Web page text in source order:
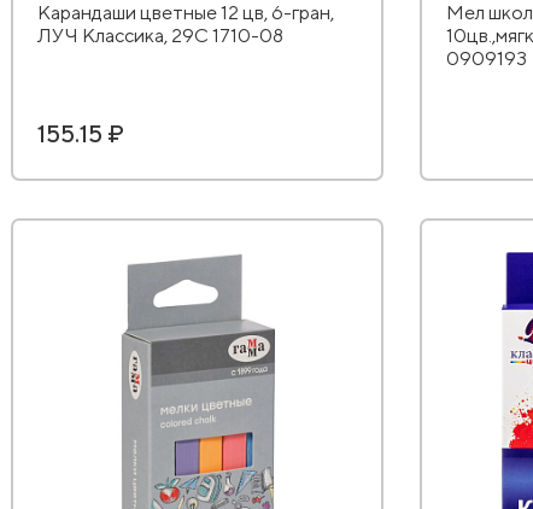
Карандаши цветные 12 цв, 6-гран,
ЛУЧ Классика, 29С 1710-08
155.15 ₽
Мел
0909193